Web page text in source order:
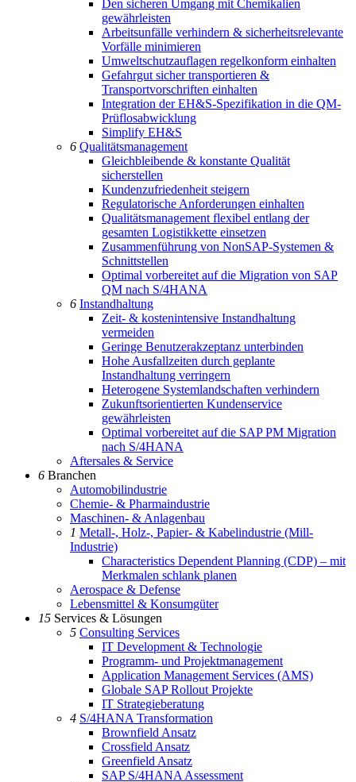
Den sicheren Umgang mit Chemikalien
gewährleisten
Arbeitsunfälle verhindern & sicherheitsrelevante
Vorfälle minimieren
Umweltschutzauflagen regelkonform einhalten
Gefahrgut sicher transportieren &
Transportvorschriften einhalten
Integration der EH&S-Spezifikation in die QM-
Prüflosabwicklung
Simplify EH&S
6 Qualitätsmanagement
Gleichbleibende & konstante Qualität
sicherstellen
Kundenzufriedenheit steigern
Regulatorische Anforderungen einhalten
Qualitätsmanagement flexibel entlang der
gesamten Logistikkette einsetzen
Zusammenführung von NonSAP-Systemen &
Schnittstellen
Optimal vorbereitet auf die Migration von SAP
QM nach S/4HANA
6 Instandhaltung
Zeit- & kostenintensive Instandhaltung
vermeiden
Geringe Benutzerakzeptanz unterbinden
Hohe Ausfallzeiten durch geplante
Instandhaltung verringern
Heterogene Systemlandschaften verhindern
Zukunftsorientierten Kundenservice
gewährleisten
Optimal vorbereitet auf die SAP PM Migration
nach S/4HANA
Aftersales & Service
6 Branchen
Automobilindustrie
Chemie- & Pharmaindustrie
Maschinen- & Anlagenbau
1 Metall-, Holz-, Papier- & Kabelindustrie (Mill-
Industrie)
Characteristics Dependent Planning (CDP) – mit
Merkmalen schlank planen
Aerospace & Defense
Lebensmittel & Konsumgüter
15 Services & Lösungen
5 Consulting Services
IT Development & Technologie
Programm- und Projektmanagement
Application Management Services (AMS)
Globale SAP Rollout Projekte
IT Strategieberatung
4 S/4HANA Transformation
Brownfield Ansatz
Crossfield Ansatz
Greenfield Ansatz
SAP S/4HANA Assessment